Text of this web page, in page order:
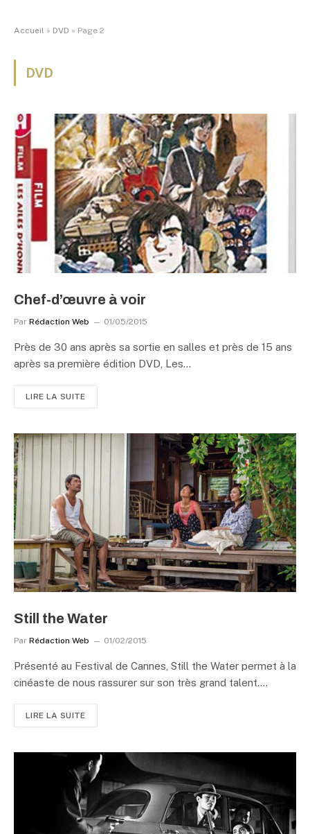
Accueil » DVD » Page 2
DVD
Chef-d’œuvre à voir
Par Rédaction Web 01/05/2015
Près de 30 ans après sa sortie en salles et près de 15 ans
après sa première édition DVD, Les…
LIRE LA SUITE
Still the Water
Par Rédaction Web 01/02/2015
Présenté au Festival de Cannes, Still the Water permet à la
cinéaste de nous rassurer sur son très grand talent.…
LIRE LA SUITE